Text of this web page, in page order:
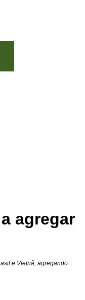
agregar
e Vietnã, agregando